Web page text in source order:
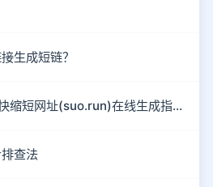
生成短链？
3分钟搞定防红链接！快缩短网址(suo.run)在线生成指南
查法